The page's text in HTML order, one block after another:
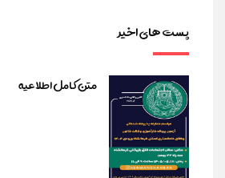
پست های اخیر
متن کامل اطلاعیه